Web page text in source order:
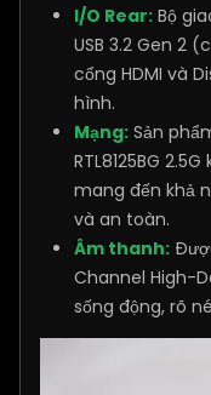
I/O Rear: Bộ
USB 3.2 Gen 2
cổng HDMI và
hình.
Mạng: Sản
RTL8125BG
mang đến khả
và an toàn.
Âm thanh:
Channel High-
sống động, rõ